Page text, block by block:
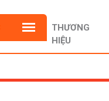
THƯƠNG
HIỆU